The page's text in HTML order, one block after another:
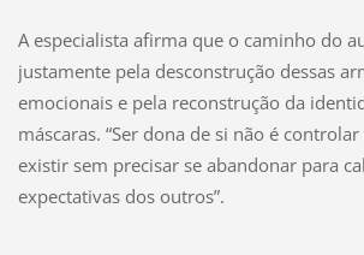
A especialista afirma que o caminho do
justamente pela desconstrução dessas
emocionais e pela reconstrução da
máscaras. “Ser dona de si não é
existir sem precisar se abandonar para
expectativas dos outros”.